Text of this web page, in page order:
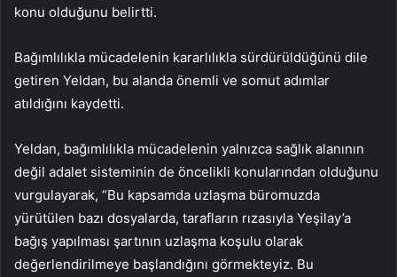
konu olduğunu belirtti.
Bağımlılıkla mücadelenin kararlılıkla sürdürüldüğünü dile
getiren Yeldan, bu alanda önemli ve somut adımlar
atıldığını kaydetti.
Yeldan, bağımlılıkla mücadelenin yalnızca sağlık alanının
değil adalet sisteminin de öncelikli konularından olduğunu
vurgulayarak, “Bu kapsamda uzlaşma büromuzda
yürütülen bazı dosyalarda, tarafların rızasıyla Yeşilay’a
bağış yapılması şartının uzlaşma koşulu olarak
değerlendirilmeye başlandığını görmekteyiz. Bu